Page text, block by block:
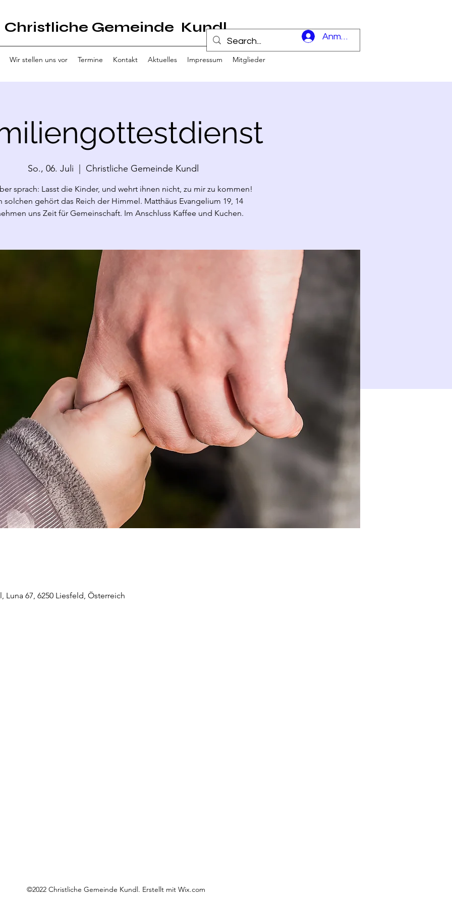
Christliche Gemeinde Kundl
Anmelden
Wir stellen uns vor Termine Kontakt Aktuelles Impressum Mitglieder
So., 06. Juli Christliche Gemeinde Kundl
sprach: Lasst die Kinder, und wehrt ihnen nicht, zu mir zu kommen!
solchen gehört das Reich der Himmel. Matthäus Evangelium 19, 14
uns Zeit für Gemeinschaft. Im Anschluss Kaffee und Kuchen.
67, 6250 Liesfeld, Österreich
©2022 Christliche Gemeinde Kundl. Erstellt mit Wix.com